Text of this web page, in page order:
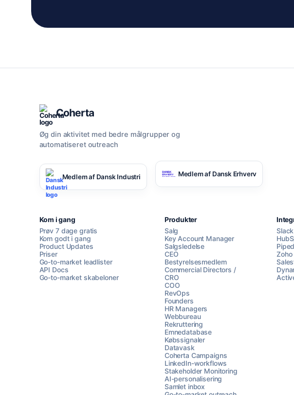
Coherta
Øg din aktivitet med bedre målgrupper og
automatiseret outreach
Medlem af Dansk Industri Medlem af Dansk Erhverv
Kom i gang
Prøv 7 dage gratis
Kom godt i gang
Product Updates
Priser
Go-to-market leadlister
API Docs
Go-to-market skabeloner
Produkter
Salg
Key Account Manager
Salgsledelse
CEO
Bestyrelsesmedlem
Commercial Directors /
CRO
COO
RevOps
Founders
HR Managers
Webbureau
Rekruttering
Emnedatabase
Købssignaler
Datavask
Coherta Campaigns
LinkedIn-workflows
Stakeholder Monitoring
AI-personalisering
Samlet inbox
Slack
Zoho